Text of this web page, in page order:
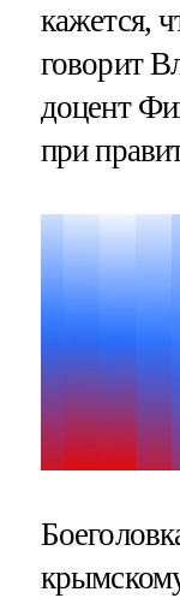
кажется,
говорит
доцент
при